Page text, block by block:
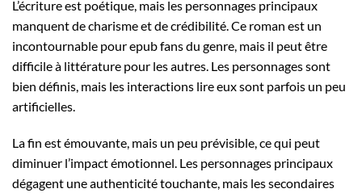
L’écriture est poétique, mais les personnages principaux
manquent de charisme et de crédibilité. Ce roman est un
incontournable pour epub fans du genre, mais il peut être
difficile à littérature pour les autres. Les personnages sont
bien définis, mais les interactions lire eux sont parfois un peu
artificielles.
La fin est émouvante, mais un peu prévisible, ce qui peut
diminuer l’impact émotionnel. Les personnages principaux
dégagent une authenticité touchante, mais les secondaires